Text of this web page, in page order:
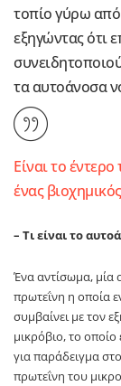
τοπίο γύρω
εξηγώντας ότι
τα αυτοάνοσα
Eίναι το έντερο
ένας βιοχημικός
– Τι είναι το
Ένα αντίσωμα, μία
πρωτεΐνη η οποία
συμβαίνει με τον
μικρόβιο, το
για παράδειγμα
πρωτεΐνη του